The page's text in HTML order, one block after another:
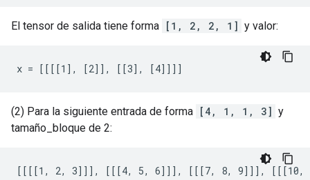
El tensor de salida tiene forma [1, 2, 2, 1] y valor:
x = [[[[1], [2]], [[3], [4]]]]
(2) Para la siguiente entrada de forma [4, 1, 1, 3] y
tamaño_bloque de 2:
[[[[1, 2, 3]]], [[[4, 5, 6]]], [[[7, 8, 9]]], [[[10,